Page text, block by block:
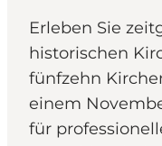
Reiseplanung
Erleben Sie
historischen
fünfzehn
einem
für